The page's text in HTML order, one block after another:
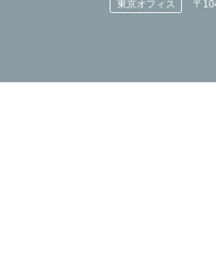
東京オフィス 〒